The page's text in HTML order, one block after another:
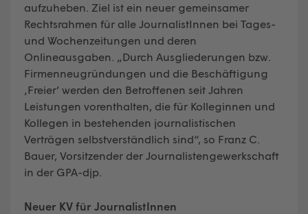
aufzuheben. Ziel ist ein neuer gemeinsamer
Rechtsrahmen für alle JournalistInnen bei Tages-
und Wochenzeitungen und deren
Onlineausgaben. „Durch Ausgliederungen bzw.
Firmenneugründungen und die Beschäftigung
‚Freier’ werden den Betroffenen seit Jahren
Leistungen vorenthalten, die für Kolleginnen und
Kollegen in bestehenden journalistischen
Verträgen selbstverständlich sind“, so Franz C.
Bauer, Vorsitzender der Journalistengewerkschaft
in der GPA-djp.
Neuer KV für JournalistInnen